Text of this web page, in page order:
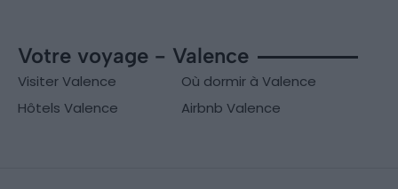
Votre voyage - Valence
Visiter Valence
Où dormir à Valence
Hôtels Valence
Airbnb Valence